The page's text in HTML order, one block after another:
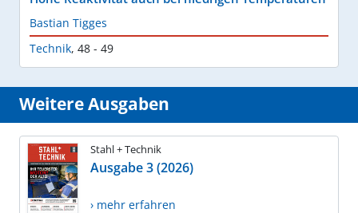
Bastian Tigges
Technik, 48 - 49
Weitere Ausgaben
Stahl + Technik
Ausgabe 3 (2026)
› mehr erfahren